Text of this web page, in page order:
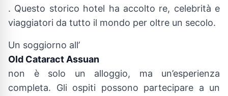
. Questo storico hotel ha accolto re, celebrità e
viaggiatori da tutto il mondo per oltre un secolo.
Un soggiorno all’
Old Cataract Assuan
non è solo un alloggio, ma un’esperienza
completa. Gli ospiti possono partecipare a un